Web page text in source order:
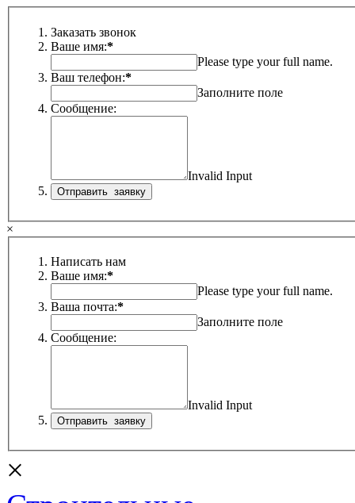
Заказать звонок
Ваше имя:*
Please type your full name.
Ваш телефон:*
Заполните поле
Сообщение:
Invalid Input
×
Написать нам
Ваше имя:*
Please type your full name.
Ваша почта:*
Заполните поле
Сообщение:
Invalid Input
×